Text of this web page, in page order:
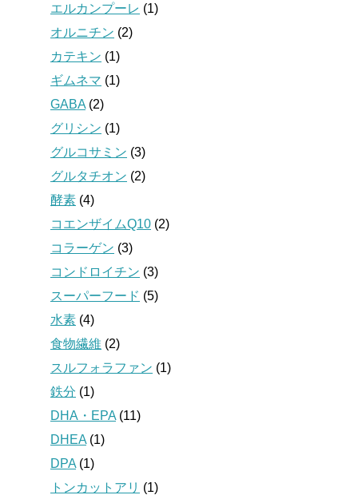
エルカンプーレ (1)
オルニチン (2)
カテキン (1)
ギムネマ (1)
GABA (2)
グリシン (1)
グルコサミン (3)
グルタチオン (2)
酵素 (4)
コエンザイムQ10 (2)
コラーゲン (3)
コンドロイチン (3)
スーパーフード (5)
水素 (4)
食物繊維 (2)
スルフォラファン (1)
鉄分 (1)
DHA・EPA (11)
DHEA (1)
DPA (1)
トンカットアリ (1)